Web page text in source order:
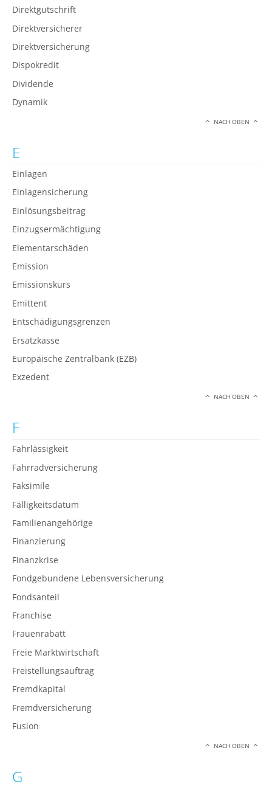
Direktgutschrift
Direktversicherer
Direktversicherung
Dispokredit
Dividende
Dynamik
NACH OBEN
E
Einlagen
Einlagensicherung
Einlösungsbeitrag
Einzugsermächtigung
Elementarschäden
Emission
Emissionskurs
Emittent
Entschädigungsgrenzen
Ersatzkasse
Europäische Zentralbank (EZB)
Exzedent
NACH OBEN
F
Fahrlässigkeit
Fahrradversicherung
Faksimile
Fälligkeitsdatum
Familienangehörige
Finanzierung
Finanzkrise
Fondgebundene Lebensversicherung
Fondsanteil
Franchise
Frauenrabatt
Freie Marktwirtschaft
Freistellungsauftrag
Fremdkapital
Fremdversicherung
Fusion
NACH OBEN
G